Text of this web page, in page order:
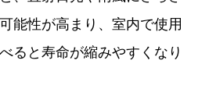
能性が高まり、室内で使用
ると寿命が縮みやすくなり